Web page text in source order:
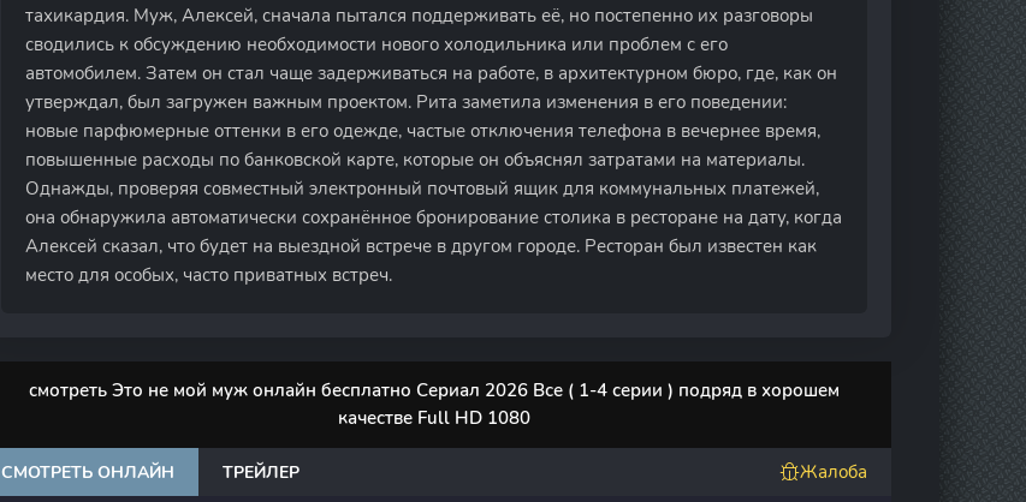
тахикардия. Муж, Алексей, сначала пытался поддерживать её, но постепенно их разговоры
сводились к обсуждению необходимости нового холодильника или проблем с его
автомобилем. Затем он стал чаще задерживаться на работе, в архитектурном бюро, где, как он
утверждал, был загружен важным проектом. Рита заметила изменения в его поведении:
новые парфюмерные оттенки в его одежде, частые отключения телефона в вечернее время,
повышенные расходы по банковской карте, которые он объяснял затратами на материалы.
Однажды, проверяя совместный электронный почтовый ящик для коммунальных платежей,
она обнаружила автоматически сохранённое бронирование столика в ресторане на дату, когда
Алексей сказал, что будет на выездной встрече в другом городе. Ресторан был известен как
место для особых, часто приватных встреч.
смотреть Это не мой муж онлайн бесплатно Сериал 2026 Все ( 1-4 серии ) подряд в хорошем
качестве Full HD 1080
СМОТРЕТЬ ОНЛАЙН ТРЕЙЛЕР Жалоба